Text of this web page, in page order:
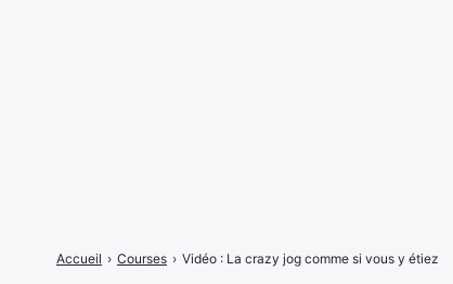
Accueil › Courses › Vidéo : La crazy jog comme si vous y étiez